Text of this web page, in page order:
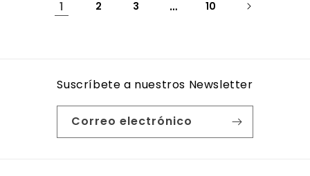
1 2 3 … 10
Suscríbete a nuestros Newsletter
Correo electrónico